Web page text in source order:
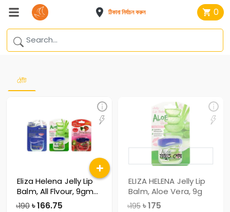
ঠিকানা নির্বাচন করুন 0
ঠোঁট
Eliza Helena Jelly Lip
Balm, All Flvour, 9gm
(Impo
৳190 ৳166.75
ELIZA HELENA Jelly Lip
Balm, Aloe Vera, 9g
৳195 ৳175
মজুত শেষ